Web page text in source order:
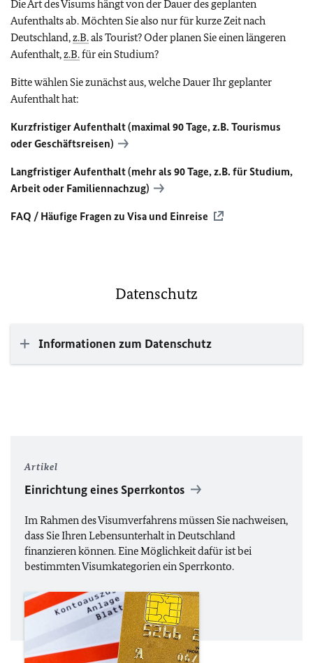
Die Art des Visums hängt von der Dauer des geplanten
Aufenthalts ab. Möchten Sie also nur für kurze Zeit nach
Deutschland,z.B.als Tourist? Oder planen Sie einen längeren
Aufenthalt,z.B.für ein Studium?
Bitte wählen Sie zunächst aus, welche Dauer Ihr geplanter
Aufenthalt hat:
Kurzfristiger Aufenthalt (maximal 90 Tage,z.B. Tourismus
oder Geschäftsreisen)
Langfristiger Aufenthalt (mehr als 90 Tage,z.B. für Studium,
Arbeit oder Familiennachzug)
FAQ / Häufige Fragen zu Visa und Einreise
Datenschutz
Informationen zum Datenschutz
Artikel
Einrichtung eines Sperrkontos
Im Rahmen des Visumverfahrens müssen Sie nachweisen,
dass Sie Ihren Lebensunterhalt in Deutschland
finanzieren können. Eine Möglichkeit dafür ist bei
bestimmten Visumkategorien ein Sperrkonto.